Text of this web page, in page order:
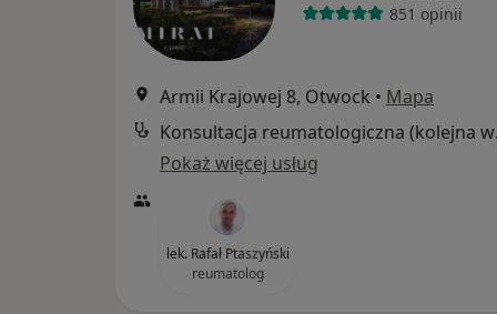
851 opinii
Armii Krajowej 8, Otwock • Mapa
Pokaż więcej usług
lek. Rafał Ptaszyński
reumatolog